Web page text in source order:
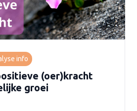
info
(oer)kracht
groei